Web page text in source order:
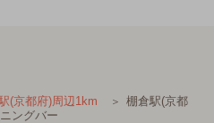
(京都府)周辺1km
棚倉駅(京都
ングバー